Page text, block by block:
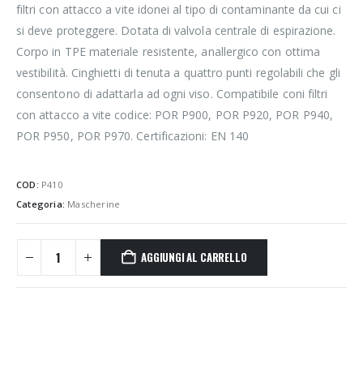
filtri con attacco a vite idonei al tipo di contaminante da cui ci
si deve proteggere. Dotata di valvola centrale di espirazione.
Corpo in TPE materiale resistente, anallergico con ottima
vestibilità. Cinghietti di tenuta a quattro punti regolabili che gli
consentono di adattarla ad ogni viso. Compatibile coni filtri
con attacco a vite codice: POR P900, POR P920, POR P940,
POR P950, POR P970. Certificazioni: EN 140
COD: P410
Categoria: Mascherine
AGGIUNGI AL CARRELLO